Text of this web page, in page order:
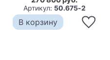
Артикул: 50.675-2
В корзину